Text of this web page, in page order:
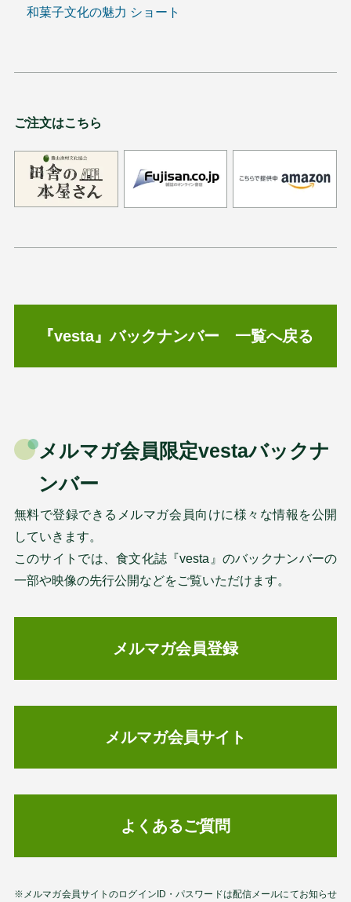
和菓子文化の魅力 ショート
ご注文はこちら
『vesta』バックナンバー 一覧へ戻る
メルマガ会員限定vestaバックナ
ンバー
無料で登録できるメルマガ会員向けに様々な情報を公開
していきます。
このサイトでは、食文化誌『vesta』のバックナンバーの
一部や映像の先行公開などをご覧いただけます。
メルマガ会員登録
メルマガ会員サイト
よくあるご質問
※メルマガ会員サイトのログインID・パスワードは配信メールにてお知らせ